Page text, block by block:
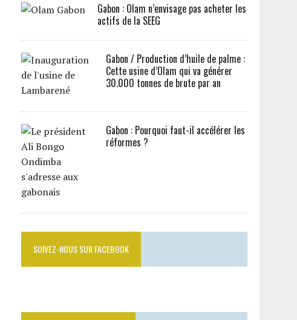
Gabon : Olam n’envisage pas acheter les
actifs de la SEEG
Gabon / Production d’huile de palme :
Cette usine d’Olam qui va générer
30.000 tonnes de brute par an
Gabon : Pourquoi faut-il accélérer les
réformes ?
SUIVEZ-NOUS SUR FACEBOOK